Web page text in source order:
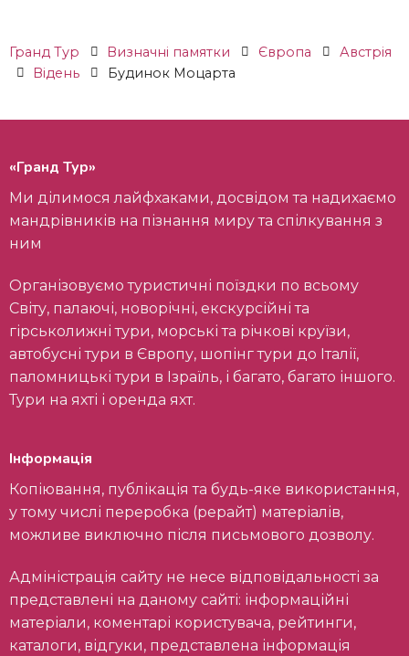
Гранд Тур Визначні памятки Європа
Австрія
Відень
Будинок Моцарта
«Гранд Тур»
Ми ділимося лайфхаками, досвідом та надихаємо
мандрівників на пізнання миру та спілкування з
ним
Організовуємо туристичні поїздки по всьому
Світу, палаючі, новорічні, екскурсійні та
гірськолижні тури, морські та річкові круїзи,
автобусні тури в Європу, шопінг тури до Італії,
паломницькі тури в Ізраїль, і багато, багато іншого.
Тури на яхті і оренда яхт.
Інформація
Копіювання, публікація та будь-яке використання,
у тому числі переробка (рерайт) матеріалів,
можливе виключно після письмового дозволу.
Адміністрація сайту не несе відповідальності за
представлені на даному сайті: інформаційні
матеріали, коментарі користувача, рейтинги,
каталоги, відгуки, представлена інформація